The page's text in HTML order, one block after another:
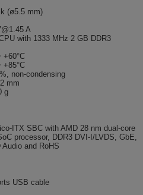
(ø5.5 mm)
A
with 1333 MHz 2 GB DDR3
+60°C
+85°C
non-condensing
mm
g
ITX SBC with AMD 28 nm dual-core
processor, DDR3 DVI-I/LVDS, GbE,
and RoHS
USB cable